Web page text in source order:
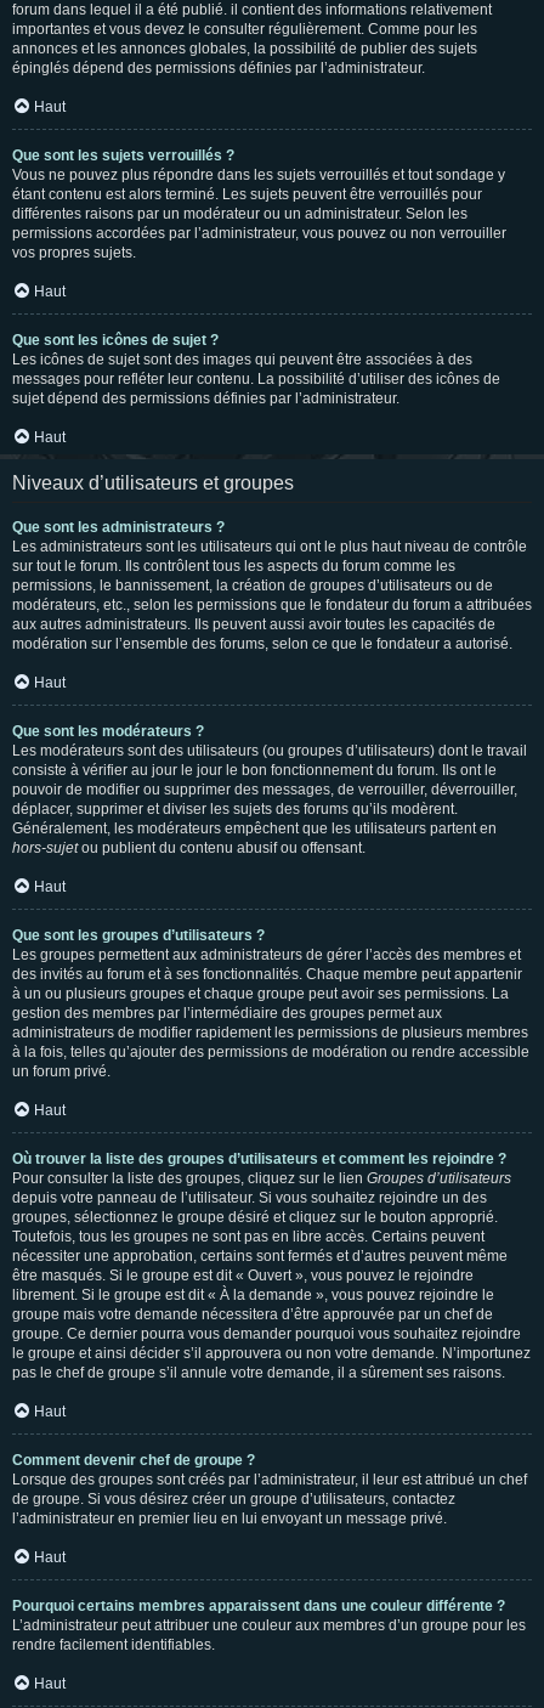
forum dans lequel il a été publié. il contient des informations relativement
importantes et vous devez le consulter régulièrement. Comme pour les
annonces et les annonces globales, la possibilité de publier des sujets
épinglés dépend des permissions définies par l’administrateur.
Haut
Que sont les sujets verrouillés ?
Vous ne pouvez plus répondre dans les sujets verrouillés et tout sondage y
étant contenu est alors terminé. Les sujets peuvent être verrouillés pour
différentes raisons par un modérateur ou un administrateur. Selon les
permissions accordées par l’administrateur, vous pouvez ou non verrouiller
vos propres sujets.
Haut
Que sont les icônes de sujet ?
Les icônes de sujet sont des images qui peuvent être associées à des
messages pour refléter leur contenu. La possibilité d’utiliser des icônes de
sujet dépend des permissions définies par l’administrateur.
Haut
Niveaux d’utilisateurs et groupes
Que sont les administrateurs ?
Les administrateurs sont les utilisateurs qui ont le plus haut niveau de contrôle
sur tout le forum. Ils contrôlent tous les aspects du forum comme les
permissions, le bannissement, la création de groupes d’utilisateurs ou de
modérateurs, etc., selon les permissions que le fondateur du forum a attribuées
aux autres administrateurs. Ils peuvent aussi avoir toutes les capacités de
modération sur l’ensemble des forums, selon ce que le fondateur a autorisé.
Haut
Que sont les modérateurs ?
Les modérateurs sont des utilisateurs (ou groupes d’utilisateurs) dont le travail
consiste à vérifier au jour le jour le bon fonctionnement du forum. Ils ont le
pouvoir de modifier ou supprimer des messages, de verrouiller, déverrouiller,
déplacer, supprimer et diviser les sujets des forums qu’ils modèrent.
Généralement, les modérateurs empêchent que les utilisateurs partent en
hors-sujetou publient du contenu abusif ou offensant.
Haut
Que sont les groupes d’utilisateurs ?
Les groupes permettent aux administrateurs de gérer l’accès des membres et
des invités au forum et à ses fonctionnalités. Chaque membre peut appartenir
à un ou plusieurs groupes et chaque groupe peut avoir ses permissions. La
gestion des membres par l’intermédiaire des groupes permet aux
administrateurs de modifier rapidement les permissions de plusieurs membres
à la fois, telles qu’ajouter des permissions de modération ou rendre accessible
un forum privé.
Haut
Où trouver la liste des groupes d’utilisateurs et comment les rejoindre ?
Pour consulter la liste des groupes, cliquez sur le lien Groupes d’utilisateurs
depuis votre panneau de l’utilisateur. Si vous souhaitez rejoindre un des
groupes, sélectionnez le groupe désiré et cliquez sur le bouton approprié.
Toutefois, tous les groupes ne sont pas en libre accès. Certains peuvent
nécessiter une approbation, certains sont fermés et d’autres peuvent même
être masqués. Si le groupe est dit « Ouvert », vous pouvez le rejoindre
librement. Si le groupe est dit « À la demande », vous pouvez rejoindre le
groupe mais votre demande nécessitera d’être approuvée par un chef de
groupe. Ce dernier pourra vous demander pourquoi vous souhaitez rejoindre
le groupe et ainsi décider s’il approuvera ou non votre demande. N’importunez
pas le chef de groupe s’il annule votre demande, il a sûrement ses raisons.
Haut
Comment devenir chef de groupe ?
Lorsque des groupes sont créés par l’administrateur, il leur est attribué un chef
de groupe. Si vous désirez créer un groupe d’utilisateurs, contactez
l’administrateur en premier lieu en lui envoyant un message privé.
Haut
Pourquoi certains membres apparaissent dans une couleur différente ?
L’administrateur peut attribuer une couleur aux membres d’un groupe pour les
rendre facilement identifiables.
Haut